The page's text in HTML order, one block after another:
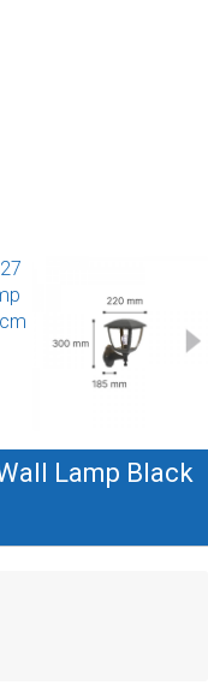
Lamp Black